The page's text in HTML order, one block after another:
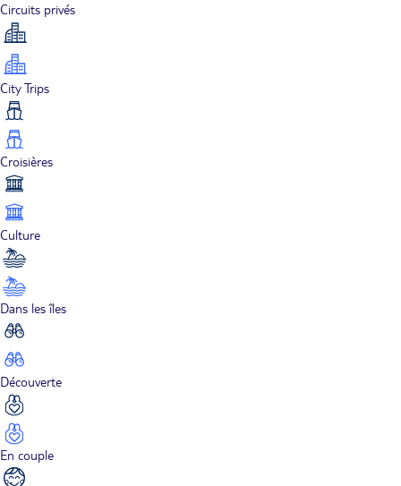
Circuits privés
City Trips
Croisières
Culture
Dans les îles
Découverte
En couple